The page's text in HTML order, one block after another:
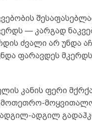
— კარგად
ძვალი არ უნდა
ფარავდეს
კანის ფერი
ადგილ